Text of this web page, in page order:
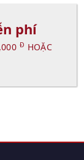
phí
Đ HOẶC